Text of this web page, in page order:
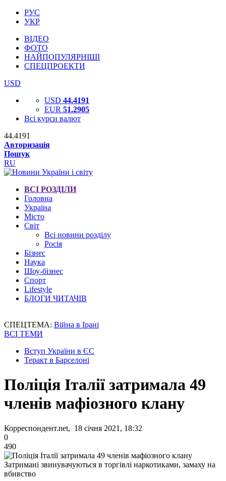
РУС
УКР
ВІДЕО
ФОТО
НАЙПОПУЛЯРНІШІ
СПЕЦПРОЕКТИ
USD
USD 44.4191
EUR 51.2905
Всі курси валют
44.4191
Авторизація
Пошук
RU
ВСІ РОЗДІЛИ
Головна
Україна
Місто
Світ
Всі новини розділу
Росія
Бізнес
Наука
Шоу-бізнес
Спорт
Lifestyle
БЛОГИ ЧИТАЧІВ
СПЕЦТЕМА: Війна в Ірані
ВСІ ТЕМИ
Вступ України в ЄС
Теракт в Барселоні
Поліція Італії затримала 49
членів мафіозного клану
Корреспондент.net, 18 січня 2021, 18:32
0
490
Затримані звинувачуються в торгівлі наркотиками, замаху на
вбивство